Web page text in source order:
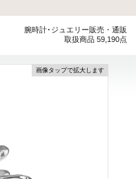
腕時計･ジュエリー販売・通販
取扱商品 59,190点
画像タップで拡大します